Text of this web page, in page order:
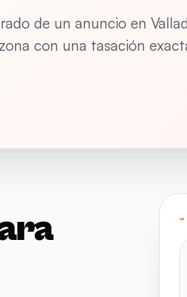
de un anuncio en
con una tasación
→